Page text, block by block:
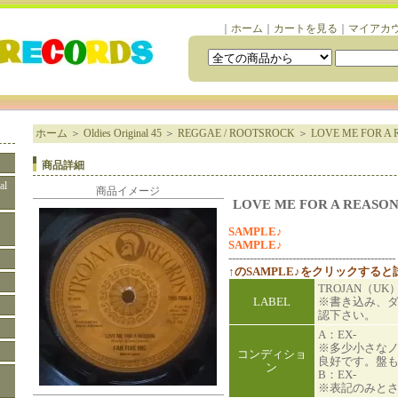
ホーム カートを見る マイアカ
ホーム ＞ Oldies Original 45＞ REGGAE / ROOTSROCK＞ LOVE ME FOR A
商品詳細
商品イメージ
LOVE ME FOR A
SAMPLE♪
SAMPLE♪
-----------------------------------------------
↑のSAMPLE♪をクリックすると
LABEL
TROJAN（UK
※書き込み、
認下さい。
コンディショ
ン
A：EX-
※多少小さな
良好です。盤
B：EX-
※表記のみと